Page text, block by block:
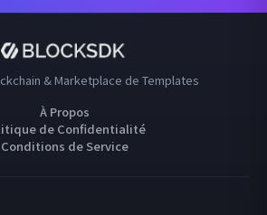
& Marketplace de Templates
À Propos
de Confidentialité
Conditions de Service